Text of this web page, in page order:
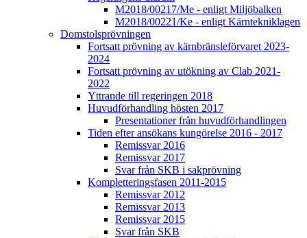
M2018/00217/Me - enligt Miljöbalken
M2018/00221/Ke - enligt Kärntekniklagen
Domstolsprövningen
Fortsatt prövning av kärnbränsleförvaret 2023-
2024
Fortsatt prövning av utökning av Clab 2021-
2022
Yttrande till regeringen 2018
Huvudförhandling hösten 2017
Presentationer från huvudförhandlingen
Tiden efter ansökans kungörelse 2016 - 2017
Remissvar 2016
Remissvar 2017
Svar från SKB i sakprövning
Kompletteringsfasen 2011-2015
Remissvar 2012
Remissvar 2013
Remissvar 2015
Svar från SKB